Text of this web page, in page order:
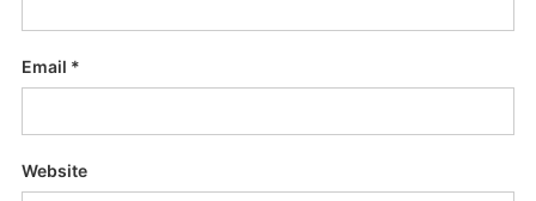
Email *
Website